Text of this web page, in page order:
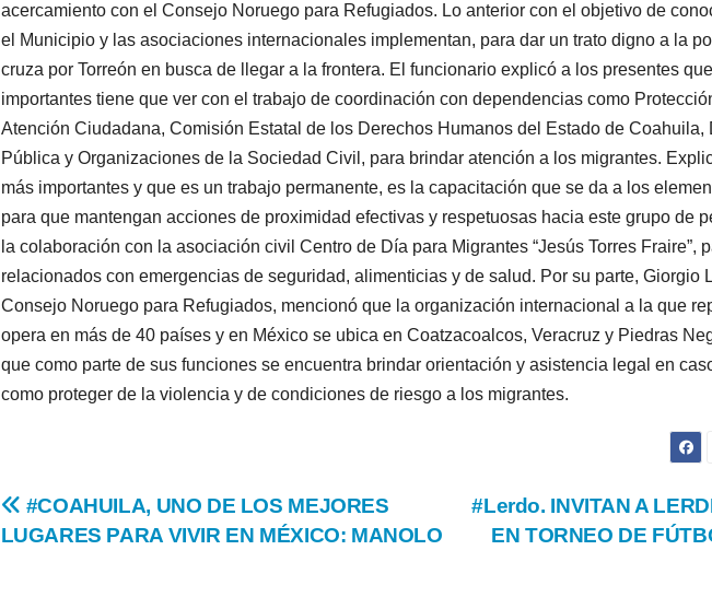
acercamiento con el Consejo Noruego para Refugiados. Lo anterior con el objetivo de
el Municipio y las asociaciones internacionales implementan, para dar un trato digno a la
cruza por Torreón en busca de llegar a la frontera. El funcionario explicó a los presentes
importantes tiene que ver con el trabajo de coordinación con dependencias como
Atención Ciudadana, Comisión Estatal de los Derechos Humanos del Estado de Coahuila,
Pública y Organizaciones de la Sociedad Civil, para brindar atención a los migrantes.
más importantes y que es un trabajo permanente, es la capacitación que se da a los
para que mantengan acciones de proximidad efectivas y respetuosas hacia este grupo de
la colaboración con la asociación civil Centro de Día para Migrantes “Jesús Torres Fraire”,
relacionados con emergencias de seguridad, alimenticias y de salud. Por su parte, Giorgio
Consejo Noruego para Refugiados, mencionó que la organización internacional a la que
opera en más de 40 países y en México se ubica en Coatzacoalcos, Veracruz y Piedras
que como parte de sus funciones se encuentra brindar orientación y asistencia legal en
como proteger de la violencia y de condiciones de riesgo a los migrantes.
Navegación
#Lerdo. INVITAN A
EN TORNEO DE
#COAHUILA, UNO DE LOS MEJORES
LUGARES PARA VIVIR EN MÉXICO: MANOLO